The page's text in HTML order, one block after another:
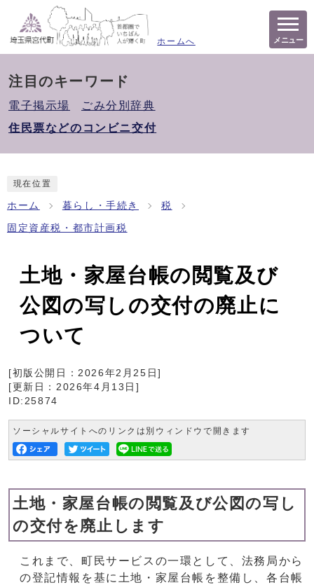
ホームへ メニュー
注目のキーワード
電子掲示場
ごみ分別辞典
住民票などのコンビニ交付
現在位置
ホーム 暮らし・手続き 税
固定資産税・都市計画税
土地・家屋台帳の閲覧及び
公図の写しの交付の廃止に
ついて
[初版公開日：2026年2月25日]
[更新日： 2026年4月13日 ]
ID:25874
ソーシャルサイトへのリンクは別ウィンドウで開きます
土地・家屋台帳の閲覧及び公図の写し
の交付を廃止します
これまで、町民サービスの一環として、法務局から
の登記情報を基に土地・家屋台帳を整備し、各台帳